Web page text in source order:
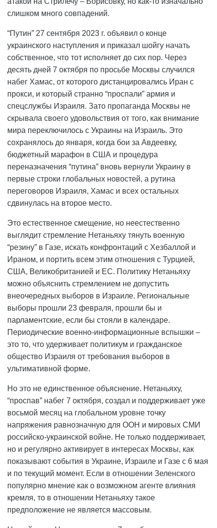
слишком много совпадений.
“Путин” 27 сентября 2023 г. объявил о конце
украинского наступления и приказал шойгу начать
собственное, что тот исполняет до сих пор. Через
десять дней 7 октября по просьбе Москвы случился
набег Хамас, от которого дистанцировались Иран с
прокси, и который странно “проспали” армия и
спецслужбы Израиля. Зато пропаганда Москвы не
скрывала своего удовольствия от того, как внимание
мира переключилось с Украины на Израиль. Это
сохранялось до января, когда бои за Авдеевку,
бюджетный марафон в США и процедура
переназначения “путина” вновь вернули Украину в
первые строки глобальных новостей, а рутина
переговоров Израиля, Хамас и всех остальных
сдвинулась на второе место.
Это естественное смещение, но неестественно
выглядит стремление Нетаньяху тянуть военную
“резину” в Газе, искать конфронтаций с Хезбаллой и
Ираном, и портить всем этим отношения с Турцией,
США, Великобританией и ЕС. Политику Нетаньяху
можно объяснить стремлением не допустить
внеочередных выборов в Израиле. Региональные
выборы прошли 23 февраля, прошли бы и
парламентские, если бы стояли в календаре.
Периодические военно-информационные вспышки –
это то, что удерживает политикум и гражданское
общество Израиля от требования выборов в
ультимативной форме.
Но это не единственное объяснение. Нетаньяху,
“проспав” набег 7 октября, создал и поддерживает уже
восьмой месяц на глобальном уровне точку
напряжения равнозначную для ООН и мировых СМИ
российско-украинской войне. Не только поддерживает,
но и регулярно активирует в интересах Москвы, как
показывают события в Украине, Израиле и Газе с 6 мая
и по текущий момент. Если в отношении Зеленского
популярно мнение как о возможном агенте влияния
кремля, то в отношении Нетаньяху такое
предположение не является массовым.